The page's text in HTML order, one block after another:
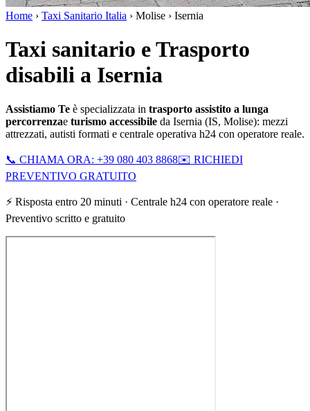
Home › Taxi Sanitario Italia › Molise › Isernia
Taxi sanitario e Trasporto
disabili a Isernia
Assistiamo Te è specializzata in trasporto assistito a lunga
percorrenzae turismo accessibile da Isernia (IS, Molise): mezzi
attrezzati, autisti formati e centrale operativa h24 con operatore reale.
📞 CHIAMA ORA: +39 080 403 8868✉️ RICHIEDI
PREVENTIVO GRATUITO
⚡ Risposta entro 20 minuti · Centrale h24 con operatore reale ·
Preventivo scritto e gratuito